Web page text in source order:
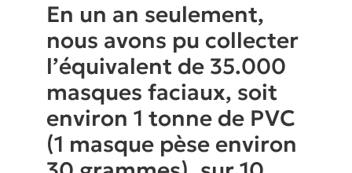
En un an seulement,
nous avons pu collecter
l’équivalent de 35.000
masques faciaux, soit
environ 1 tonne de PVC
(1 masque pèse environ